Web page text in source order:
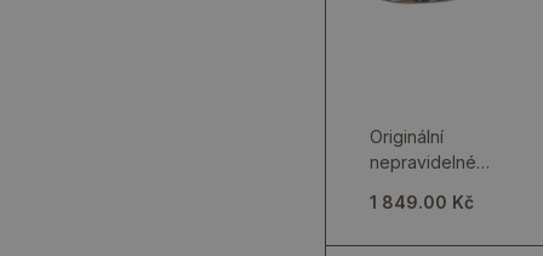
Originální
nepravidelné
stylový akcent
1 849.00 Kč